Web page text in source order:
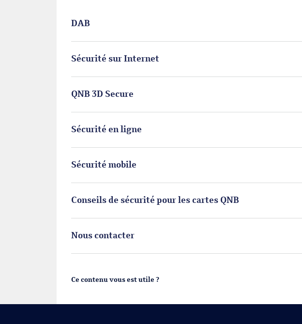
DAB
Sécurité sur Internet
QNB 3D Secure
Sécurité en ligne
Sécurité mobile
Conseils de sécurité pour les cartes QNB
Nous contacter
Ce contenu vous est utile ?